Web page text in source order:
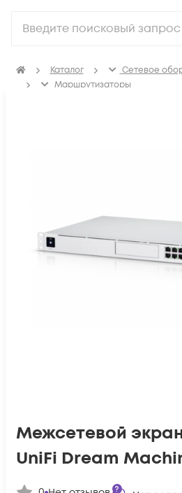
Каталог
Сетевое
Маршрутизаторы
Межсетевой
UniFi Dream